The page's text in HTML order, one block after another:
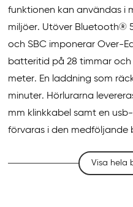
funktionen kan användas i
miljöer. Utöver Bluetooth®
och SBC imponerar Over-
batteritid på 28 timmar
meter. En laddning som
minuter. Hörlurarna
mm klinkkabel samt en
förvaras i den medföljande
Visa hela